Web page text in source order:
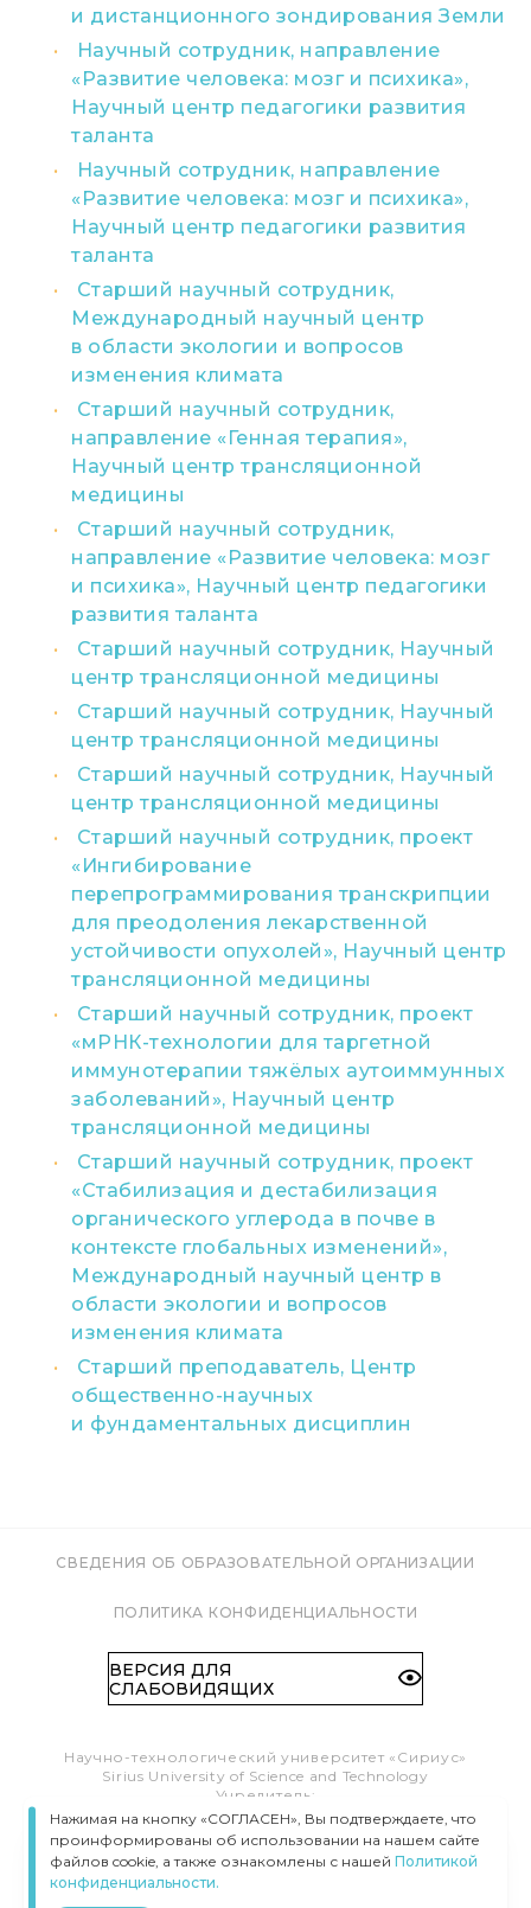
и дистанционного зондирования Земли
Научный сотрудник, направление
«Развитие человека: мозг и психика»,
Научный центр педагогики развития
таланта
Научный сотрудник, направление
«Развитие человека: мозг и психика»,
Научный центр педагогики развития
таланта
Старший научный сотрудник,
Международный научный центр
в области экологии и вопросов
изменения климата
Старший научный сотрудник,
направление «Генная терапия»,
Научный центр трансляционной
медицины
Старший научный сотрудник,
направление «Развитие человека: мозг
и психика», Научный центр педагогики
развития таланта
Старший научный сотрудник, Научный
центр трансляционной медицины
Старший научный сотрудник, Научный
центр трансляционной медицины
Старший научный сотрудник, Научный
центр трансляционной медицины
Старший научный сотрудник, проект
«Ингибирование
перепрограммирования транскрипции
для преодоления лекарственной
устойчивости опухолей», Научный центр
трансляционной медицины
Старший научный сотрудник, проект
«мРНК-технологии для таргетной
иммунотерапии тяжёлых аутоиммунных
заболеваний», Научный центр
трансляционной медицины
Старший научный сотрудник, проект
«Стабилизация и дестабилизация
органического углерода в почве в
контексте глобальных изменений»,
Международный научный центр в
области экологии и вопросов
изменения климата
Старший преподаватель, Центр
общественно-научных
и фундаментальных дисциплин
СВЕДЕНИЯ ОБ ОБРАЗОВАТЕЛЬНОЙ ОРГАНИЗАЦИИ
ПОЛИТИКА КОНФИДЕНЦИАЛЬНОСТИ
ВЕРСИЯ ДЛЯ
СЛАБОВИДЯЩИХ
Научно-технологический университет «Сириус»
Sirius University of Science and Technology
Учредитель:
Образовательный Фонд «Талант и успех»
Федеральная территория «Сириус»,
Тел.:8 (800) 100 41 55
info@siriusuniversity.ru
Нажимая на кнопку «СОГЛАСЕН», Вы подтверждаете, что
проинформированы об использовании на нашем сайте
файлов cookie, а также ознакомлены с нашей Политикой
конфиденциальности.